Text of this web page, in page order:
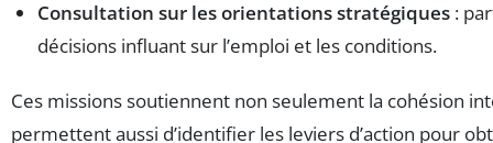
Consultation sur les orientations stratégiques :
décisions influant sur l’emploi et les conditions.
Ces missions soutiennent non seulement la cohésion
permettent aussi d’identifier les leviers d’action pour